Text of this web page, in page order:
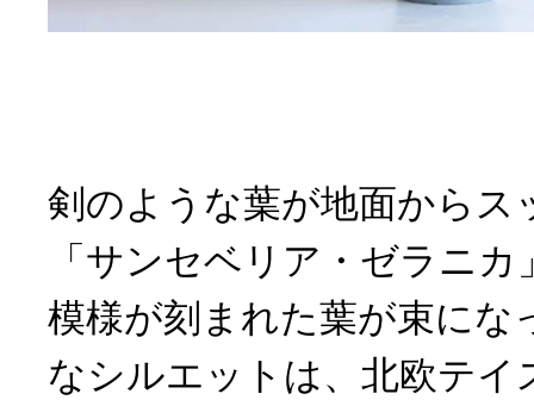
剣のような葉が地面からス
「サンセベリア・ゼラニ
模様が刻まれた葉が束にな
なシルエットは、北欧テイ